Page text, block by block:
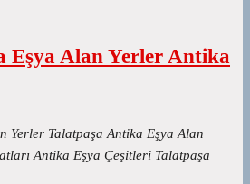
Eşya Alan Yerler Antika
Yerler Talatpaşa Antika Eşya Alan
Antika Eşya Çeşitleri Talatpaşa